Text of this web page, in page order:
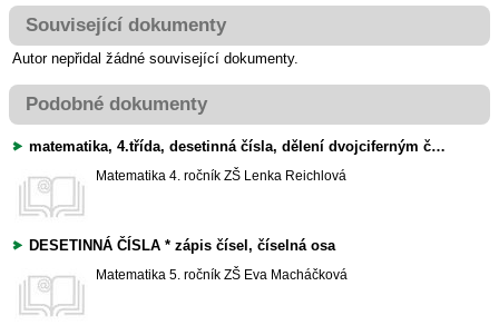
Související dokumenty
Autor nepřidal žádné související dokumenty.
Podobné dokumenty
matematika, 4.třída, desetinná čísla, dělení dvojciferným číslem, sčítání pod sebe, opakování v dubnu jako test nebo pracovní list na procvičení
Matematika 4. ročník ZŠ Lenka Reichlová
DESETINNÁ ČÍSLA * zápis čísel, číselná osa
Matematika 5. ročník ZŠ Eva Macháčková